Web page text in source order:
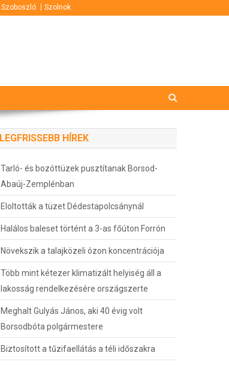
Szoboszló Szolnok
LEGFRISSEBB HÍREK
Tarló- és bozóttüzek pusztítanak Borsod-
Abaúj-Zemplénban
Eloltották a tüzet Dédestapolcsánynál
Halálos baleset történt a 3-as főúton Forrón
Növekszik a talajközeli ózon koncentrációja
Több mint kétezer klimatizált helyiség áll a
lakosság rendelkezésére országszerte
Meghalt Gulyás János, aki 40 évig volt
Borsodbóta polgármestere
Biztosított a tűzifaellátás a téli időszakra